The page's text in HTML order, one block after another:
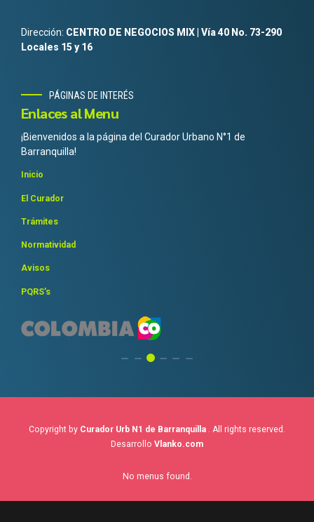
Dirección: CENTRO DE NEGOCIOS MIX | Vía 40 No. 73-290
Locales 15 y 16
PÁGINAS DE INTERÉS
Enlaces al Menu
¡Bienvenidos a la página del Curador Urbano N°1 de
Barranquilla!
Inicio
El Curador
Trámites
Normatividad
Avisos
PQRS’s
Copyright by Curador Urb N1 de Barranquilla . All rights reserved.
Desarrollo Vlanko.com
No menus found.